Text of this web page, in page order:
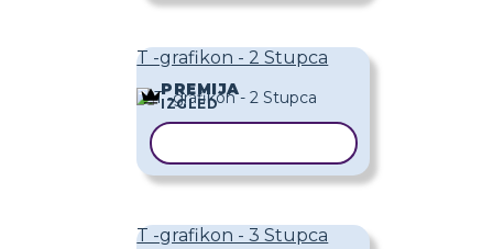
T -grafikon - 2 Stupca
PREMIJA
IZGLED
T -grafikon - 3 Stupca